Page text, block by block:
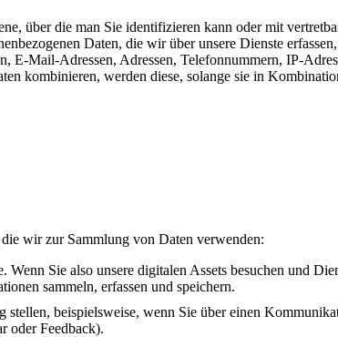
über die man Sie identifizieren kann oder mit
Daten, die wir über unsere Dienste
E-Mail-Adressen, Adressen, Telefonnummern, IP-
kombinieren, werden diese, solange sie in
wir zur Sammlung von Daten verwenden:
Wenn Sie also unsere digitalen Assets besuchen und
sammeln, erfassen und speichern.
stellen, beispielsweise, wenn Sie über einen
oder Feedback).